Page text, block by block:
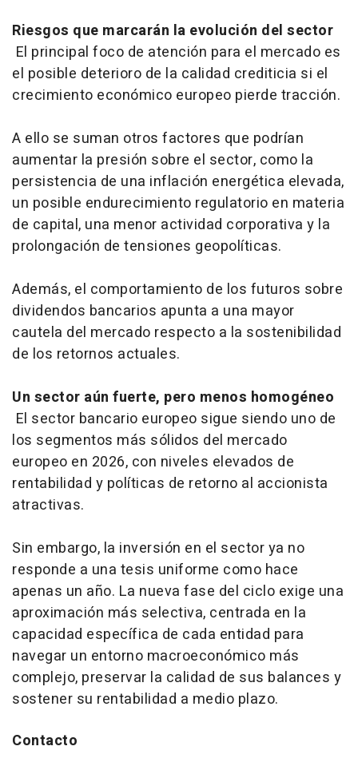
Riesgos que marcarán la evolución del sector
El principal foco de atención para el mercado es
el posible deterioro de la calidad crediticia si el
crecimiento económico europeo pierde tracción.
A ello se suman otros factores que podrían
aumentar la presión sobre el sector, como la
persistencia de una inflación energética elevada,
un posible endurecimiento regulatorio en materia
de capital, una menor actividad corporativa y la
prolongación de tensiones geopolíticas.
Además, el comportamiento de los futuros sobre
dividendos bancarios apunta a una mayor
cautela del mercado respecto a la sostenibilidad
de los retornos actuales.
Un sector aún fuerte, pero menos homogéneo
El sector bancario europeo sigue siendo uno de
los segmentos más sólidos del mercado
europeo en 2026, con niveles elevados de
rentabilidad y políticas de retorno al accionista
atractivas.
Sin embargo, la inversión en el sector ya no
responde a una tesis uniforme como hace
apenas un año. La nueva fase del ciclo exige una
aproximación más selectiva, centrada en la
capacidad específica de cada entidad para
navegar un entorno macroeconómico más
complejo, preservar la calidad de sus balances y
sostener su rentabilidad a medio plazo.
Contacto